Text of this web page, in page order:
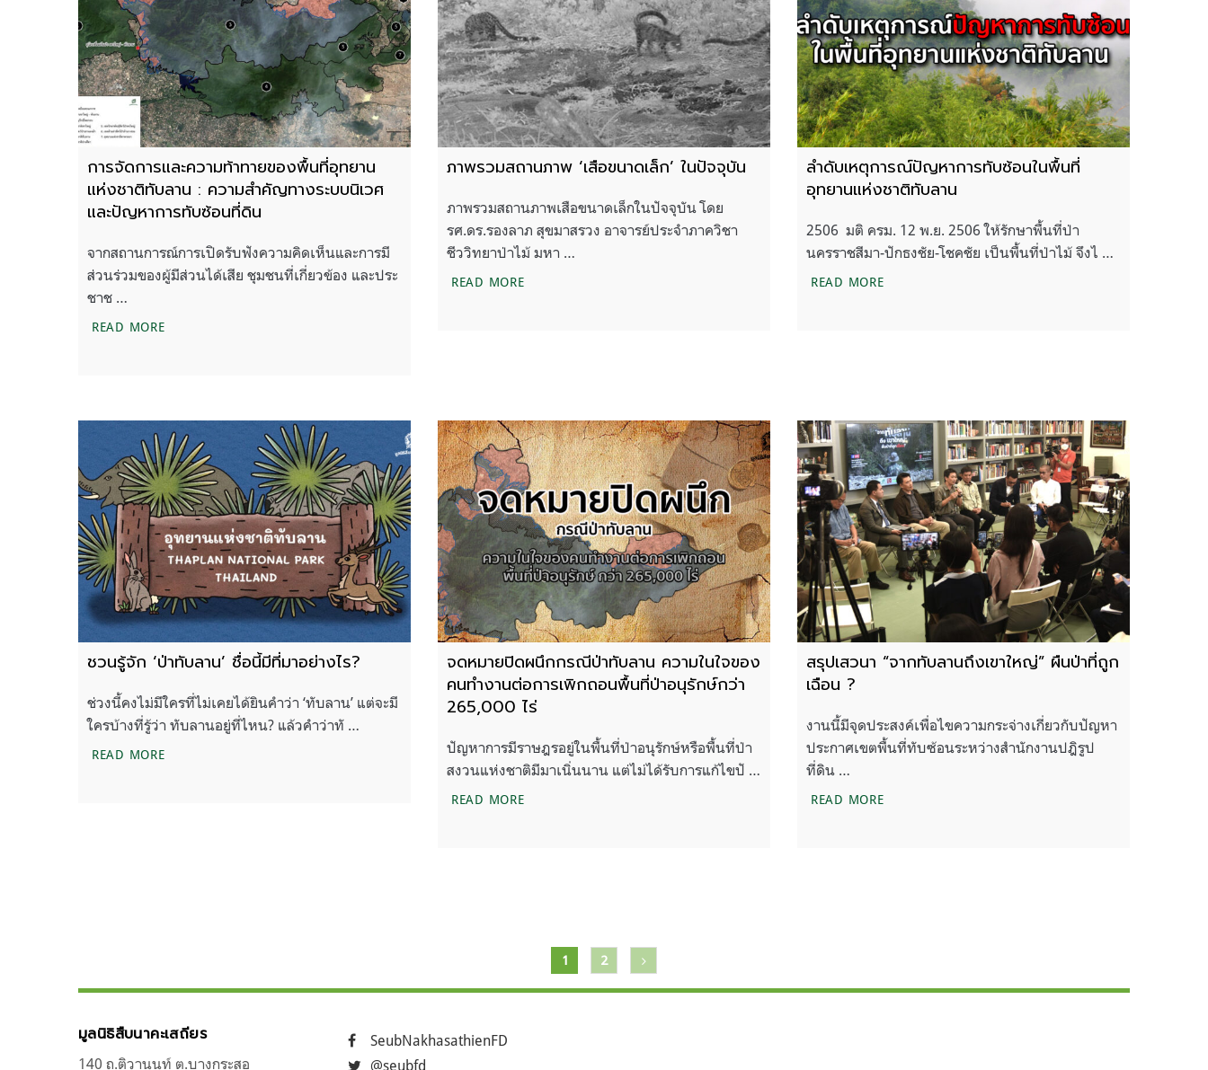
การจัดการและความท้าทายของพื้นที่อุทยาน
แห่งชาติทับลาน : ความสำคัญทางระบบนิเวศ
และปัญหาการทับซ้อนที่ดิน
จากสถานการณ์การเปิดรับฟังความคิดเห็นและการมี
ส่วนร่วมของผู้มีส่วนได้เสีย ชุมชนที่เกี่ยวข้อง และประ
ชาช …
READ MOREการจัดการและความท้าทายของพื้นที่อุทยานแห่งชาติทับลาน : ความสำคัญทางระบบนิเวศและปัญหาการทับซ้อนที่ดิน
ภาพรวมสถานภาพ ‘เสือขนาดเล็ก’ ในปัจจุบัน
ภาพรวมสถานภาพเสือขนาดเล็กในปัจจุบัน โดย
รศ.ดร.รองลาภ สุขมาสรวง อาจารย์ประจำภาควิชา
ชีววิทยาป่าไม้ มหา …
READ MOREภาพรวมสถานภาพ ‘เสือขนาดเล็ก’ ในปัจจุบัน
ลำดับเหตุการณ์ปัญหาการทับซ้อนในพื้นที่
อุทยานแห่งชาติทับลาน
2506 มติ ครม. 12 พ.ย. 2506 ให้รักษาพื้นที่ป่า
นครราชสีมา-ปักธงชัย-โชคชัย เป็นพื้นที่ป่าไม้ จึงไ …
READ MOREลำดับเหตุการณ์ปัญหาการทับซ้อนในพื้นที่อุทยานแห่งชาติ
ชวนรู้จัก ‘ป่าทับลาน’ ชื่อนี้มีที่มาอย่างไร?
ช่วงนี้คงไม่มีใครที่ไม่เคยได้ยินคำว่า ‘ทับลาน’ แต่จะมี
ใครบ้างที่รู้ว่า ทับลานอยู่ที่ไหน? แล้วคำว่าทั …
READ MOREชวนรู้จัก ‘ป่าทับลาน’ ชื่อนี้มีที่มาอย่างไร?
จดหมายปิดผนึกกรณีป่าทับลาน ความในใจของ
คนทำงานต่อการเพิกถอนพื้นที่ป่าอนุรักษ์กว่า
265,000 ไร่
ปัญหาการมีราษฎรอยู่ในพื้นที่ป่าอนุรักษ์หรือพื้นที่ป่า
สงวนแห่งชาติมีมาเนิ่นนาน แต่ไม่ได้รับการแก้ไขปั …
READ MOREจดหมายปิดผนึกกรณีป่าทับลาน ความในใจของคนทำงานต่อการเพิกถอนพื้นที่ป่าอนุรักษ์กว่า 265,000 ไร่
สรุปเสวนา “จากทับลานถึงเขาใหญ่” ผืนป่าที่ถูก
เฉือน ?
งานนี้มีจุดประสงค์เพื่อไขความกระจ่างเกี่ยวกับปัญหา
ประกาศเขตพื้นที่ทับซ้อนระหว่างสำนักงานปฎิรูป
ที่ดิน …
READ MOREสรุปเสวนา “จากทับลานถึงเขาใหญ่” ผืนป่าที่ถูกเฉือน ?
เรื่อง
1 2
มูลนิธิสืบนาคะเสถียร
140 ถ.ติวานนท์ ต.บางกระสอ
SeubNakhasathienFD
@seubfd